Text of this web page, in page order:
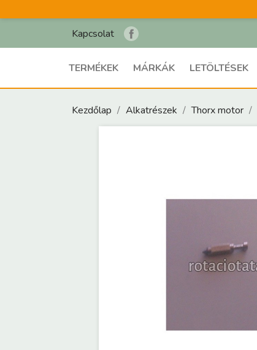
Kapcsolat
TERMÉKEK MÁRKÁK LETÖLTÉSEK
Kezdőlap Alkatrészek Thorx motor